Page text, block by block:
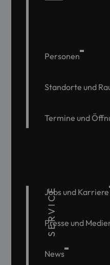
Personen
Standorte und
Termine und
SERVICE
Jobs und Karriere
Presse und
News